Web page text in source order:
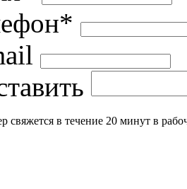
свяжется в течение 20 минут в